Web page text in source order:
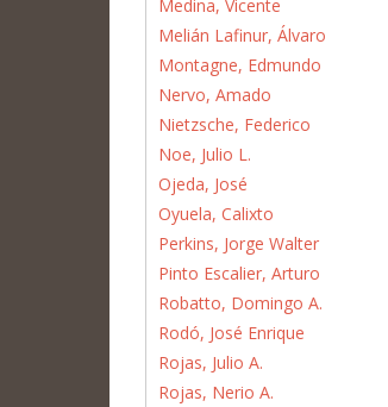
Medina, Vicente
Melián Lafinur, Álvaro
Montagne, Edmundo
Nervo, Amado
Nietzsche, Federico
Noe, Julio L.
Ojeda, José
Oyuela, Calixto
Perkins, Jorge Walter
Pinto Escalier, Arturo
Robatto, Domingo A.
Rodó, José Enrique
Rojas, Julio A.
Rojas, Nerio A.